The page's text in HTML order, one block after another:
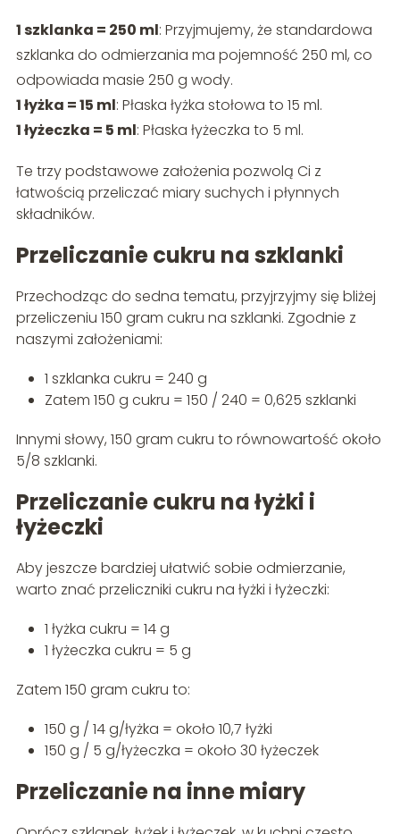
1 szklanka = 250 ml: Przyjmujemy, że standardowa
szklanka do odmierzania ma pojemność 250 ml, co
odpowiada masie 250 g wody.
1 łyżka = 15 ml: Płaska łyżka stołowa to 15 ml.
1 łyżeczka = 5 ml: Płaska łyżeczka to 5 ml.
Te trzy podstawowe założenia pozwolą Ci z
łatwością przeliczać miary suchych i płynnych
składników.
Przeliczanie cukru na szklanki
Przechodząc do sedna tematu, przyjrzyjmy się bliżej
przeliczeniu 150 gram cukru na szklanki. Zgodnie z
naszymi założeniami:
1 szklanka cukru = 240 g
Zatem 150 g cukru = 150 / 240 = 0,625 szklanki
Innymi słowy, 150 gram cukru to równowartość około
5/8 szklanki.
Przeliczanie cukru na łyżki i
łyżeczki
Aby jeszcze bardziej ułatwić sobie odmierzanie,
warto znać przeliczniki cukru na łyżki i łyżeczki:
1 łyżka cukru = 14 g
1 łyżeczka cukru = 5 g
Zatem 150 gram cukru to:
150 g / 14 g/łyżka = około 10,7 łyżki
150 g / 5 g/łyżeczka = około 30 łyżeczek
Przeliczanie na inne miary